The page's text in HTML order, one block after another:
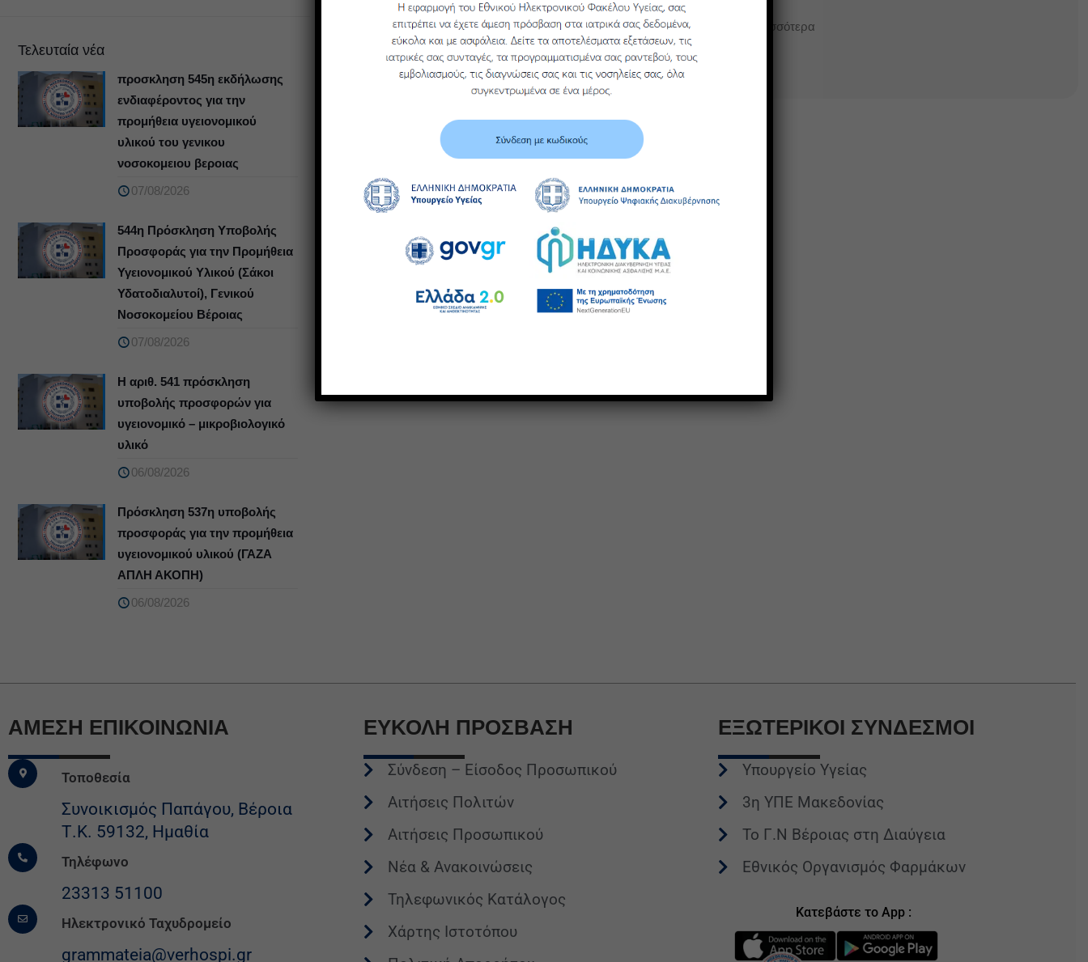
Περισσότερα
Τελευταία νέα
προσκληση 545η εκδήλωσης
ενδιαφέροντος για την
προμήθεια υγειονομικού
υλικού του γενικου
νοσοκομειου βεροιας
07/08/2026
544η Πρόσκληση Υποβολής
Προσφοράς για την Προμήθεια
Υγειονομικού Υλικού (Σάκοι
Υδατοδιαλυτοί), Γενικού
Νοσοκομείου Βέροιας
07/08/2026
Η αριθ. 541 πρόσκληση
υποβολής προσφορών για
υγειονομικό – μικροβιολογικό
υλικό
06/08/2026
Πρόσκληση 537η υποβολής
προσφοράς για την προμήθεια
υγειονομικού υλικού (ΓΑΖΑ
ΑΠΛΗ ΑΚΟΠΗ)
06/08/2026
ΆΜΕΣΗ ΕΠΙΚΟΙΝΩΝΙΑ
Τοποθεσία
Συνοικισμός Παπάγου, Βέροια
Τ.Κ. 59132, Ημαθία
Τηλέφωνο
23313 51100
Ηλεκτρονικό Ταχυδρομείο
grammateia@verhospi.gr
ΕΥΚΟΛΗ ΠΡΟΣΒΑΣΗ
Σύνδεση – Είσοδος Προσωπικού
Αιτήσεις Πολιτών
Αιτήσεις Προσωπικού
Νέα & Ανακοινώσεις
Τηλεφωνικός Κατάλογος
Χάρτης Ιστοτόπου
ΕΞΩΤΕΡΙΚΟΙ ΣΥΝΔΕΣΜΟΙ
Υπουργείο Υγείας
3η ΥΠΕ Μακεδονίας
Το Γ.Ν Βέροιας στη Διαύγεια
Εθνικός Οργανισμός Φαρμάκων
Κατεβάστε το App :